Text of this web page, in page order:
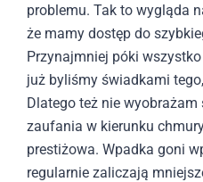
problemu. Tak to wygląda
że mamy dostęp do
Przynajmniej póki
już byliśmy świadkami
Dlatego też nie
zaufania w kierunku
prestiżowa. Wpadka goni
regularnie zaliczają